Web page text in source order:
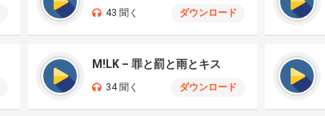
43 聞く ダウンロード
M!LK – 罪と罰と雨とキス
34 聞く ダウンロード